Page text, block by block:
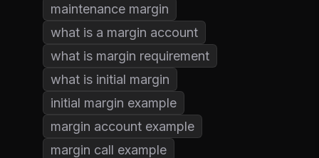
maintenance margin
what is a margin account
what is margin requirement
what is initial margin
initial margin example
margin account example
margin call example